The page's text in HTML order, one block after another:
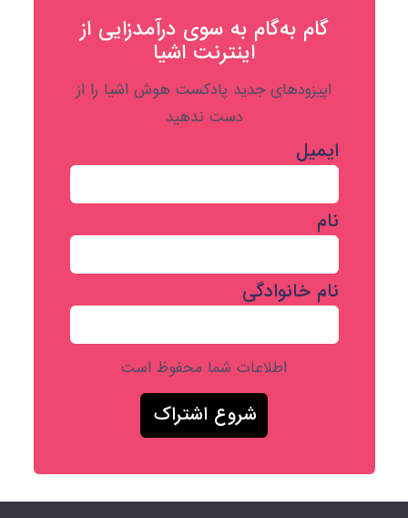
گام به‌گام به‌ سوی درآمدزایی از
اینترنت اشیا
اپیزودهای جدید پادکست هوش اشیا را از
دست ندهید
ایمیل
نام
نام خانوادگی
اطلاعات شما محفوظ است